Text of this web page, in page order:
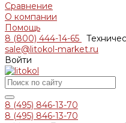
Сравнение
О компании
Помощь
8 (800) 444-14-65
sale@litokol-market.ru
Войти
8 (495) 846-13-70
8 (495) 846-13-70